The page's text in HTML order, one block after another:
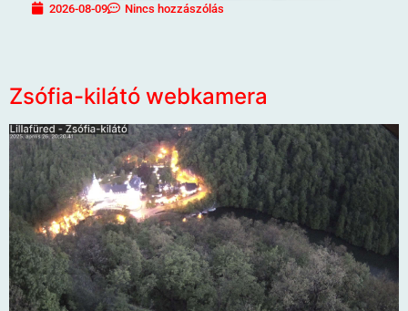
2026-08-09 Nincs hozzászólás
Zsófia-kilátó webkamera